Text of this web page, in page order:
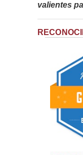
valientes